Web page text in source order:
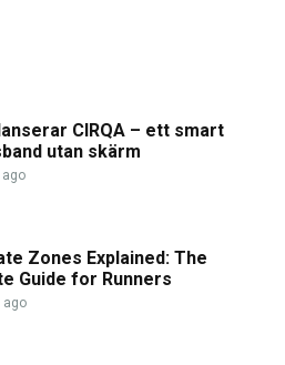
CIRQA – ett smart
utan skärm
ago
Zones Explained: The
Guide for Runners
ago